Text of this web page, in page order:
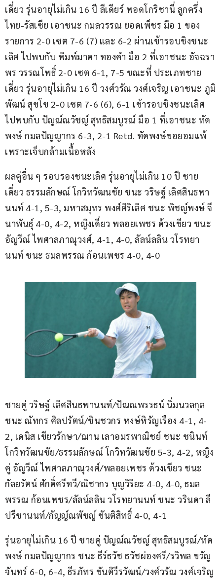
เดี่ยว รุ่นอายุไม่เกิน 16 ปี ลีเดียร์ พอดโกริชานี่ ลูกครึ่ง
ไทย-รัสเซีย เอาชนะ กมลวรรณ ยอดเพ็ชร มือ 1 ของ
รายการ 2-0 เซต 7-6 (7) และ 6-2 ผ่านเข้ารอบชิงชนะ
เลิศ ไปพบกับ พิมพ์มาดา ทองคำ มือ 2 ที่เอาชนะ อัจฉรา
พร วรรณโพธิ์ 2-0 เซต 6-1, 7-5 ขณะที่ ประเภทชาย
เดี่ยว รุ่นอายุไม่เกิน 16 ปี วงศ์วรัณ วงศ์เจริญ เอาชนะ ภูมิ
พัฒน์ สุขโข 2-0 เซต 7-6 (6), 6-1 เข้ารอบชิงชนะเลิศ
ไปพบกับ ปัญณ์ณวัชญ์ สุทธิสมบูรณ์ มือ 1 ที่เอาชนะ ทัด
พงษ์ กมลปัญญากร 6-3, 2-1 Retd. ทัดพงษ์ขอยอมแพ้
เพราะเจ็บกล้ามเนื้อหลัง
ผลคู่อื่น ๆ รอบรองชนะเลิศ รุ่นอายุไม่เกิน 10 ปี ชาย
เดี่ยว ธรรมลักษณ์ โกวิทวัฒนชัย ชนะ วริษฐ์ เลิศสินธพา
นนท์ 4-1, 5-3, มหาสมุทร พงศ์ศิริเลิศ ชนะ พิชญ์พงษ์ จี
นาพันธุ์ 4-0, 4-2, หญิงเดี่ยว พลอยเพชร ด้วงเขียว ชนะ
อัญวีณ์ ไพศาลภาณุวงศ์, 4-1, 4-0, ลัลน์ลลิน วโรทยา
นนท์ ชนะ ธมลพรรณ ก้อนเพชร 4-0, 4-0
ชายคู่ วริษฐ์ เลิศสินธพานนท์/ปัณณพรรธน์ นิ่มนวลกุล
ชนะ ณัทกร ศิลปรัตน์/ชินชวกร หงษ์หิรัญเรือง 4-1, 4-
2, เดนิส เขียวรักษา/ฌาน เลาอมรพาณิชย์ ชนะ ชนินท์
โกวิทวัฒนชัย/ธรรมลักษณ์ โกวิทวัฒนชัย 5-3, 4-2, หญิง
คู่ อัญวีณ์ ไพศาลภาณุวงศ์/พลอยเพชร ด้วงเขียว ชนะ
กัลยรัตน์ ศักดิ์ศรีทวี/ณิชากร บุญวิริยะ 4-0, 4-0, ธมล
พรรณ ก้อนเพชร/ลัลน์ลลิน วโรทยานนท์ ชนะ วรินดา ลี
ปรีชานนท์/กัญญ์ณพัชญ์ ขันติสิทธิ์ 4-0, 4-1
รุ่นอายุไม่เกิน 16 ปี ชายคู่ ปัญณ์ณวัชญ์ สุทธิสมบูรณ์/ทัด
พงษ์ กมลปัญญากร ชนะ ธีร์ธวัช ธวัชผ่องศรี/รวิพล ขวัญ
จันทร์ 6-0, 6-4, ธีรภัทร ขันติวีรวัฒน์/วงศ์วรัณ วงศ์เจริญ